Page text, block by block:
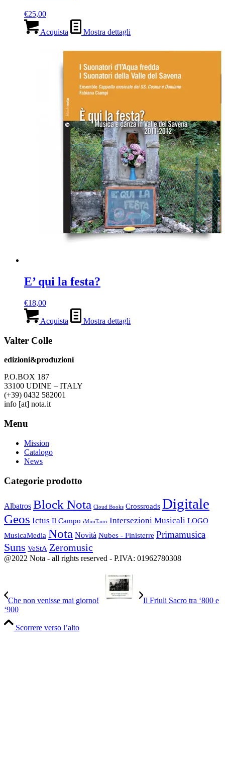
€25,00
Acquista Mostra dettagli
E’ qui la festa?
€18,00
Acquista Mostra dettagli
Valter Colle
edizioni&produzioni
P.O.BOX 187
33100 UDINE – ITALY
(+39) 0432 582001
info [at] nota.it
Menu
Mission
Catalogo
News
Categorie prodotto
Albatros Block Nota Cloud Books Crossroads Digitale
Geos Ictus Il Campo iMiniTauri Intersezioni Musicali LOGO
MusicaMedia Nota Novità Nubes - Finisterre Primamusica
Suns VeStA Zeromusic
@2022 Nota - all rights reserved - P.IVA: 01962780308
Che non venisse mai giorno!
Il Friuli Sacro tra ‘800 e
‘900
Scorrere verso l’alto